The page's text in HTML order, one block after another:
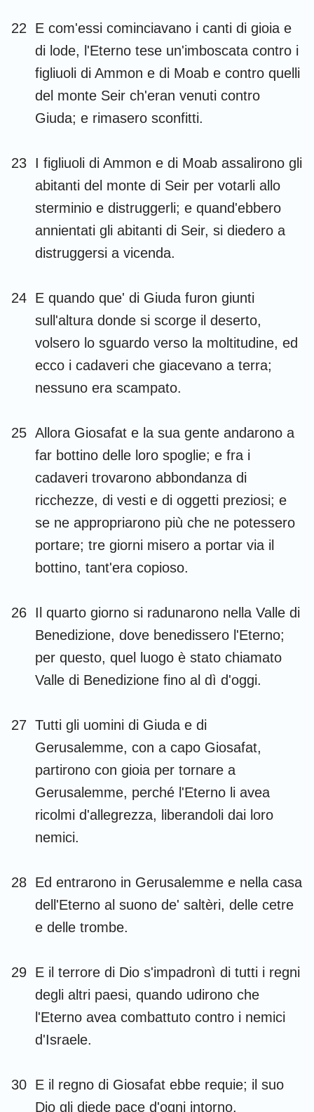
1 2 3 4 5 6 7
8 9 10 11 12 13 14
15 16 17 18 19 20 21
36
22
E com'essi cominciavano i canti di gioia e
di lode, l'Eterno tese un'imboscata contro i
figliuoli di Ammon e di Moab e contro quelli
del monte Seir ch'eran venuti contro
Giuda; e rimasero sconfitti.
23 I figliuoli di Ammon e di Moab assalirono gli
abitanti del monte di Seir per votarli allo
sterminio e distruggerli; e quand'ebbero
annientati gli abitanti di Seir, si diedero a
distruggersi a vicenda.
24 E quando que' di Giuda furon giunti
sull'altura donde si scorge il deserto,
volsero lo sguardo verso la moltitudine, ed
ecco i cadaveri che giacevano a terra;
nessuno era scampato.
25 Allora Giosafat e la sua gente andarono a
far bottino delle loro spoglie; e fra i
cadaveri trovarono abbondanza di
ricchezze, di vesti e di oggetti preziosi; e
se ne appropriarono più che ne potessero
portare; tre giorni misero a portar via il
bottino, tant'era copioso.
26 Il quarto giorno si radunarono nella Valle di
Benedizione, dove benedissero l'Eterno;
per questo, quel luogo è stato chiamato
Valle di Benedizione fino al dì d'oggi.
27 Tutti gli uomini di Giuda e di
Gerusalemme, con a capo Giosafat,
partirono con gioia per tornare a
Gerusalemme, perché l'Eterno li avea
ricolmi d'allegrezza, liberandoli dai loro
nemici.
28 Ed entrarono in Gerusalemme e nella casa
dell'Eterno al suono de' saltèri, delle cetre
e delle trombe.
29 E il terrore di Dio s'impadronì di tutti i regni
degli altri paesi, quando udirono che
l'Eterno avea combattuto contro i nemici
d'Israele.
30 E il regno di Giosafat ebbe requie; il suo
Dio gli diede pace d'ogni intorno.